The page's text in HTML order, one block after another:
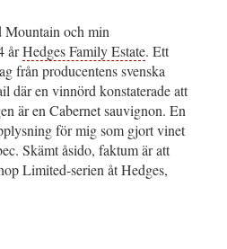
Mountain och min
årHedges Family Estate. Ett
från producentens svenska
där en vinnörd konstaterade att
är en Cabernet sauvignon. En
för mig som gjort vinet
Skämt åsido, faktum är att
Limited-serien åt Hedges,